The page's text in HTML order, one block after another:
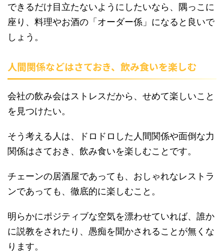
できるだけ目立たないようにしたいなら、隅っこに
座り、料理やお酒の「オーダー係」になると良いで
しょう。
人間関係などはさておき、飲み食いを楽しむ
会社の飲み会はストレスだから、せめて楽しいこと
を見つけたい。
そう考える人は、ドロドロした人間関係や面倒な力
関係はさておき、飲み食いを楽しむことです。
チェーンの居酒屋であっても、おしゃれなレストラ
ンであっても、徹底的に楽しむこと。
明らかにポジティブな空気を漂わせていれば、誰か
に説教をされたり、愚痴を聞かされることが無くな
ります。